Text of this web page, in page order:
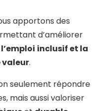
apportons des
d’améliorer
l’emploi inclusif et la
valeur.
seulement répondre
mais aussi valoriser